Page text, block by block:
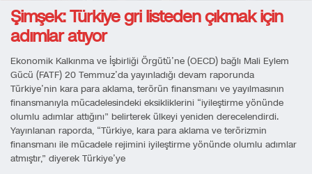
Şimşek: Türkiye gri listeden çıkmak için
adımlar atıyor
Ekonomik Kalkınma ve İşbirliği Örgütü’ne (OECD) bağlı Mali Eylem
Gücü (FATF) 20 Temmuz’da yayınladığı devam raporunda
Türkiye’nin kara para aklama, terörün finansmanı ve yayılmasının
finansmanıyla mücadelesindeki eksikliklerini “iyileştirme yönünde
olumlu adımlar attığını” belirterek ülkeyi yeniden derecelendirdi.
Yayınlanan raporda, “Türkiye, kara para aklama ve terörizmin
finansmanı ile mücadele rejimini iyileştirme yönünde olumlu adımlar
atmıştır,” diyerek Türkiye’ye